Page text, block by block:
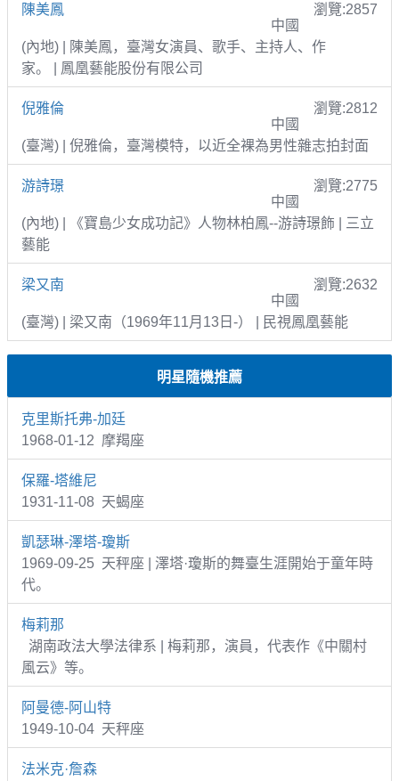
陳美鳳
瀏覽:2857
中國
(內地) | 陳美鳳，臺灣女演員、歌手、主持人、作
家。 | 鳳凰藝能股份有限公司
倪雅倫
瀏覽:2812
中國
(臺灣) | 倪雅倫，臺灣模特，以近全裸為男性雜志拍封面
游詩璟
瀏覽:2775
中國
(內地) | 《寶島少女成功記》人物林柏鳳--游詩璟飾 | 三立
藝能
梁又南
瀏覽:2632
中國
(臺灣) | 梁又南（1969年11月13日-） | 民視鳳凰藝能
明星隨機推薦
克里斯托弗-加廷
1968-01-12 摩羯座
保羅-塔維尼
1931-11-08 天蝎座
凱瑟琳-澤塔-瓊斯
1969-09-25 天秤座 | 澤塔·瓊斯的舞臺生涯開始于童年時
代。
梅莉那
湖南政法大學法律系 | 梅莉那，演員，代表作《中關村
風云》等。
阿曼德-阿山特
1949-10-04 天秤座
法米克·詹森